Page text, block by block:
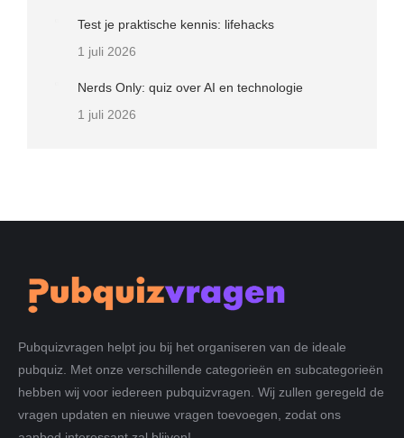
Test je praktische kennis: lifehacks
1 juli 2026
Nerds Only: quiz over AI en technologie
1 juli 2026
Pubquizvragen helpt jou bij het organiseren van de ideale
pubquiz. Met onze verschillende categorieën en subcategorieën
hebben wij voor iedereen pubquizvragen. Wij zullen geregeld de
vragen updaten en nieuwe vragen toevoegen, zodat ons